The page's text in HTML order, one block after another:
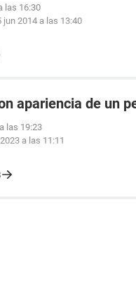
las 16:30
jun 2014 a las 13:40
apariencia de un
las 19:23
a las 11:11